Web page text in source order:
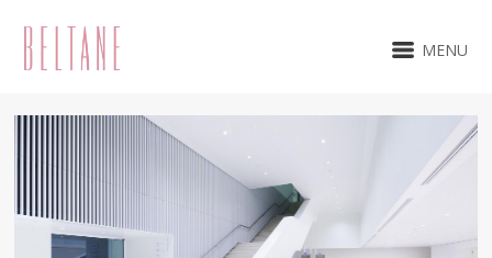
MENU